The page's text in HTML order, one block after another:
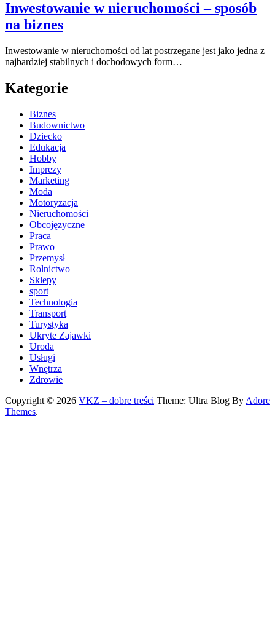
Inwestowanie w nieruchomości – sposób
na biznes
Inwestowanie w nieruchomości od lat postrzegane jest jako jedna z
najbardziej stabilnych i dochodowych form…
Kategorie
Biznes
Budownictwo
Dziecko
Edukacja
Hobby
Imprezy
Marketing
Moda
Motoryzacja
Nieruchomości
Obcojęzyczne
Praca
Prawo
Przemysł
Rolnictwo
Sklepy
sport
Technologia
Transport
Turystyka
Ukryte Zajawki
Uroda
Usługi
Wnętrza
Zdrowie
Copyright © 2026 VKZ – dobre treści Theme: Ultra Blog By Adore
Themes.